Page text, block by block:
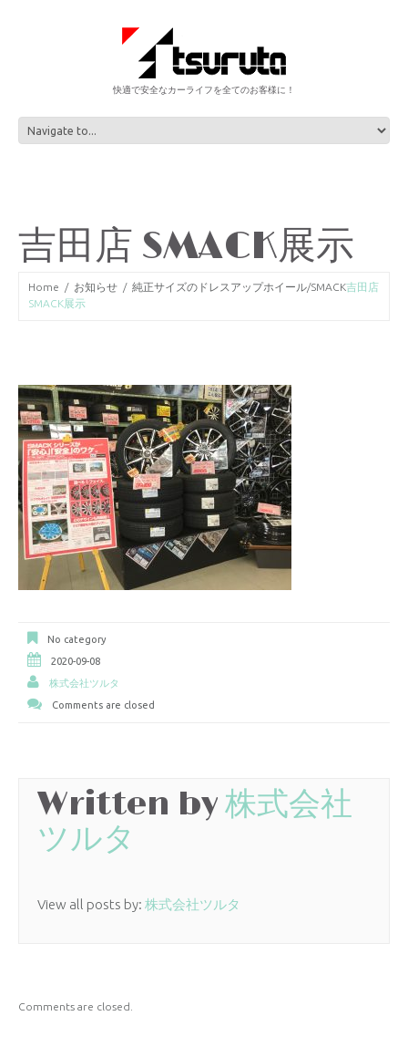
快適で安全なカーライフを全てのお客様に！
吉田店 SMACK展示
Home お知らせ 純正サイズのドレスアップホイール/SMACK吉田店
SMACK展示
No category
2020-09-08
株式会社ツルタ
Comments are closed
Written by株式会社
ツルタ
View all posts by: 株式会社ツルタ
Comments are closed.